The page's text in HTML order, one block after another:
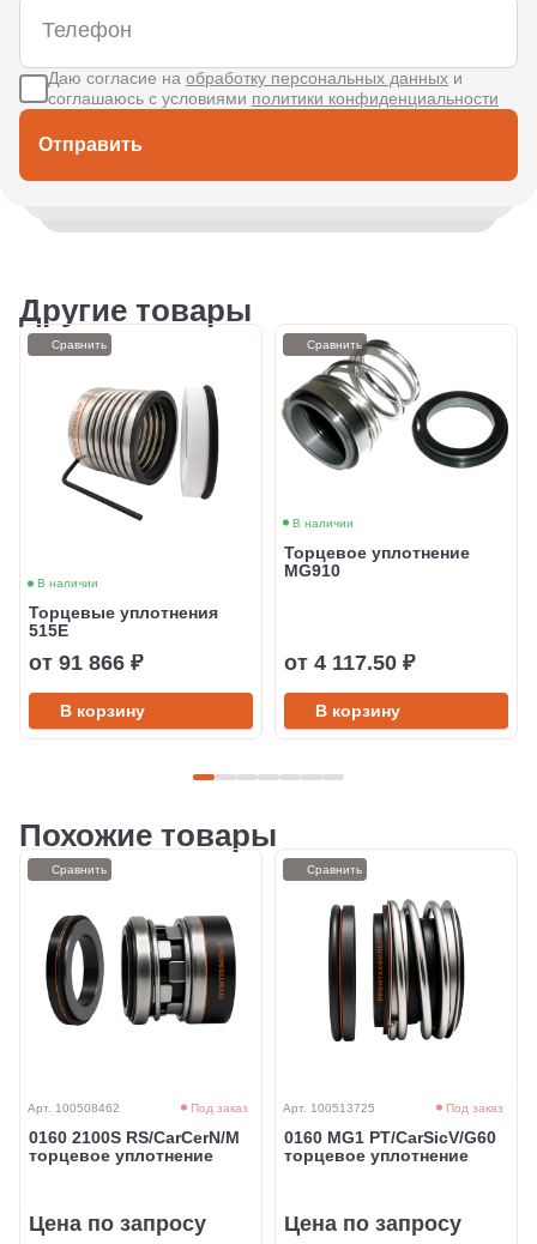
Отправить
Даю согласие на обработку персональных данных и
соглашаюсь с условиями политики конфиденциальности
Другие товары
В наличии
Торцевые уплотнения
515Е
от 91 866 ₽
В корзину
Сравнить
В наличии
Торцевое уплотнение
MG910
от 4 117.50 ₽
В корзину
Сравнить
Похожие товары
Арт. 100508462 Под заказ
0160 2100S RS/CarCerN/M
торцевое уплотнение
Цена по запросу
Сравнить
Арт. 100513725 Под заказ
0160 MG1 PT/CarSicV/G60
торцевое уплотнение
Цена по запросу
Сравнить